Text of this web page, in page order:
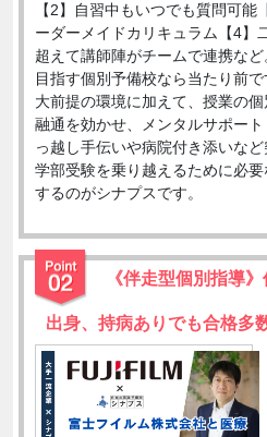
【2】自習中もいつでも質問可能
ーダーメイドカリキュラム【4】
超えて講師陣がチームで連携な
目指す個別予備校なら当たり前
大前提の環境に加えて、授業の個
融通を効かせ、メンタルサポート
っ越し手伝いや病院付き添いな
学部受験を乗り越えるために必
するのがシナプスです。
《伴走型個別指導
出身、持病ありでも合格多